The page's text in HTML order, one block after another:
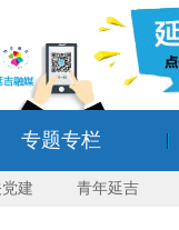
专题专栏
建 青年延吉